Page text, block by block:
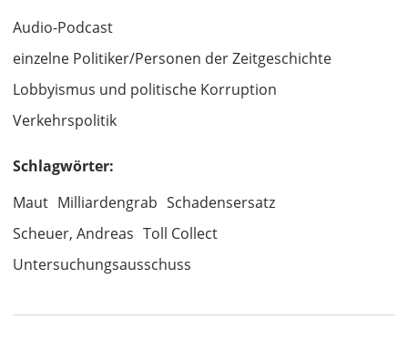
Audio-Podcast
einzelne Politiker/Personen der Zeitgeschichte
Lobbyismus und politische Korruption
Verkehrspolitik
Schlagwörter:
Maut Milliardengrab Schadensersatz
Scheuer, Andreas Toll Collect
Untersuchungsausschuss